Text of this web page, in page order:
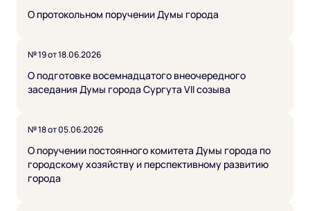
О протокольном поручении Думы города
№ 19 от 18.06.2026
О подготовке восемнадцатого внеочередного
заседания Думы города Сургута VII созыва
№ 18 от 05.06.2026
О поручении постоянного комитета Думы города по
городскому хозяйству и перспективному развитию
города